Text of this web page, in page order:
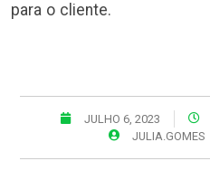
para o cliente.
JULHO 6, 2023
JULIA.GOMES